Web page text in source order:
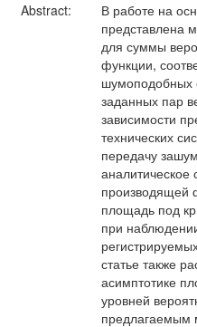
Abstract:
В работе на
представлена
для суммы
функции,
шумоподобных
заданных пар
зависимости
технических
передачу
производящей
площадь под
при
статье также
асимптотике
уровней
предлагаемым